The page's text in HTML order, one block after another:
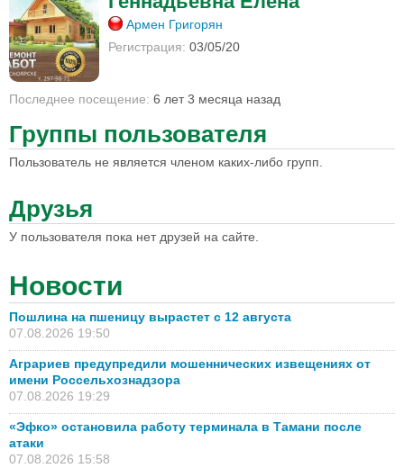
Армен Григорян
Регистрация: 03/05/20
Последнее посещение: 6 лет 3 месяца назад
Группы пользователя
Пользователь не является членом каких-либо групп.
Друзья
У пользователя пока нет друзей на сайте.
Новости
Пошлина на пшеницу вырастет с 12 августа
07.08.2026 19:50
Аграриев предупредили мошеннических извещениях от
имени Россельхознадзора
07.08.2026 19:29
«Эфко» остановила работу терминала в Тамани после
атаки
07.08.2026 15:58